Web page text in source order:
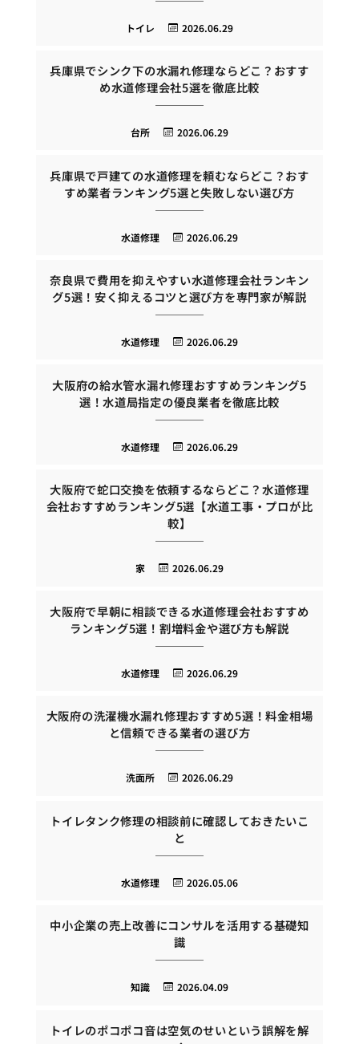
2026.06.29
トイレ
兵庫県でシンク下の水漏れ修理ならどこ？おすす
め水道修理会社5選を徹底比較
2026.06.29
台所
兵庫県で戸建ての水道修理を頼むならどこ？おす
すめ業者ランキング5選と失敗しない選び方
2026.06.29
水道修理
奈良県で費用を抑えやすい水道修理会社ランキン
グ5選！安く抑えるコツと選び方を専門家が解説
2026.06.29
水道修理
大阪府の給水管水漏れ修理おすすめランキング5
選！水道局指定の優良業者を徹底比較
2026.06.29
水道修理
大阪府で蛇口交換を依頼するならどこ？水道修理
会社おすすめランキング5選【水道工事・プロが比
較】
2026.06.29
家
大阪府で早朝に相談できる水道修理会社おすすめ
ランキング5選！割増料金や選び方も解説
2026.06.29
水道修理
大阪府の洗濯機水漏れ修理おすすめ5選！料金相場
と信頼できる業者の選び方
2026.06.29
洗面所
トイレタンク修理の相談前に確認しておきたいこ
と
2026.05.06
水道修理
中小企業の売上改善にコンサルを活用する基礎知
識
2026.04.09
知識
トイレのポコポコ音は空気のせいという誤解を解